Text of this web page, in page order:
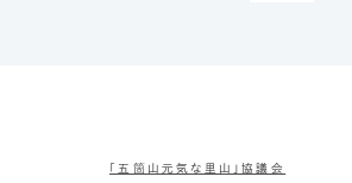
「五箇山元気な里山」協議会